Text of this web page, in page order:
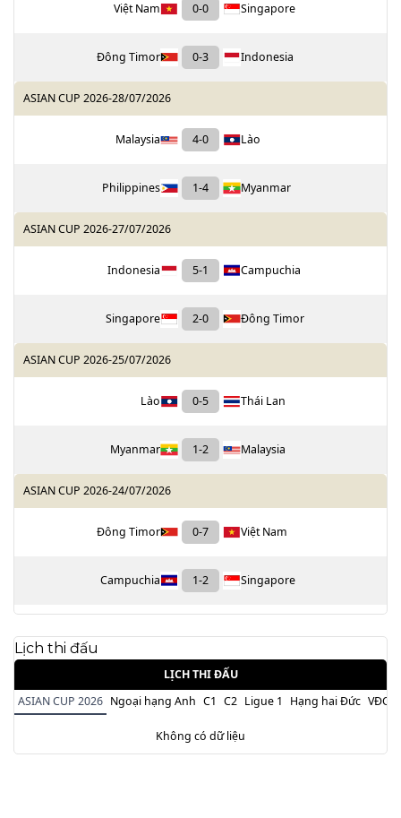
Việt Nam 0-0 Singapore
Đông Timor 0-3 Indonesia
ASIAN CUP 2026-28/07/2026
Malaysia 4-0 Lào
Philippines 1-4 Myanmar
ASIAN CUP 2026-27/07/2026
Indonesia 5-1 Campuchia
Singapore 2-0 Đông Timor
ASIAN CUP 2026-25/07/2026
Lào 0-5 Thái Lan
Myanmar 1-2 Malaysia
ASIAN CUP 2026-24/07/2026
Đông Timor 0-7 Việt Nam
Campuchia 1-2 Singapore
Lịch thi đấu
LỊCH THI ĐẤU
ASIAN CUP 2026 Ngoại hạng Anh C1 C2 Ligue 1 Hạng hai Đức
Không có dữ liệu